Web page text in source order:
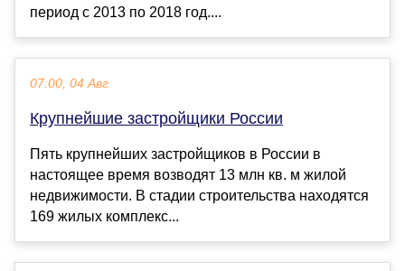
период с 2013 по 2018 год....
07:00, 04 Авг
Крупнейшие застройщики России
Пять крупнейших застройщиков в России в
настоящее время возводят 13 млн кв. м жилой
недвижимости. В стадии строительства находятся
169 жилых комплекс...